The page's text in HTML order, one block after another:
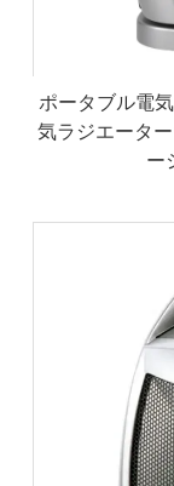
ポータブル電
気ラジエータ
ー